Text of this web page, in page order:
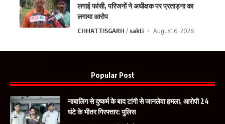
लगाई फांसी, परिजनों ने अधीक्षक पर प्रताड़ना का
लगाया आरोप
CHHATTISGARH sakti August 6, 2026
Popular Post
नाबालिग से दुष्कर्म के बाद टांगी से जानलेवा हमला, आरोपी 24
घंटे के भीतर गिरफ्तार: पुलिस